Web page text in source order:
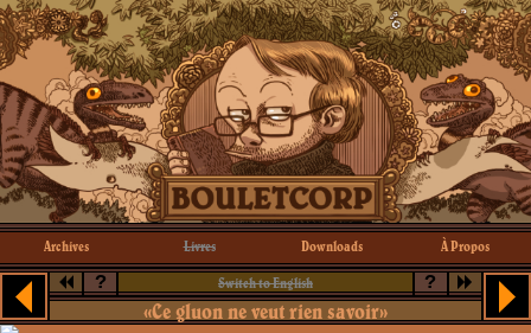
Archives Livres Downloads À Propos
? Switch to English ?
«Ce gluon ne veut rien savoir»